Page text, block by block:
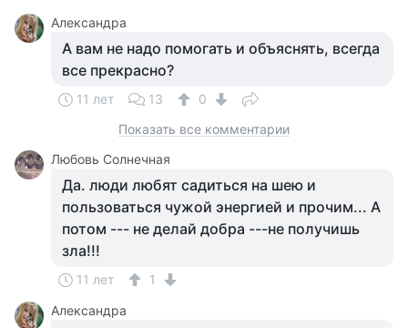
Александра
А вам не надо помогать и объяснять, всегда
все прекрасно?
11 лет 13
0
Показать все комментарии
Любовь Солнечная
Да. люди любят садиться на шею и
пользоваться чужой энергией и прочим... А
потом --- не делай добра ---не получишь
зла!!!
11 лет
1
Александра